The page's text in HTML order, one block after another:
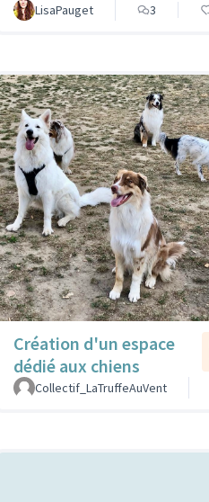
LisaPauget 3
Création d'un espace
dédié aux chiens
Collectif_LaTruffeAuVent